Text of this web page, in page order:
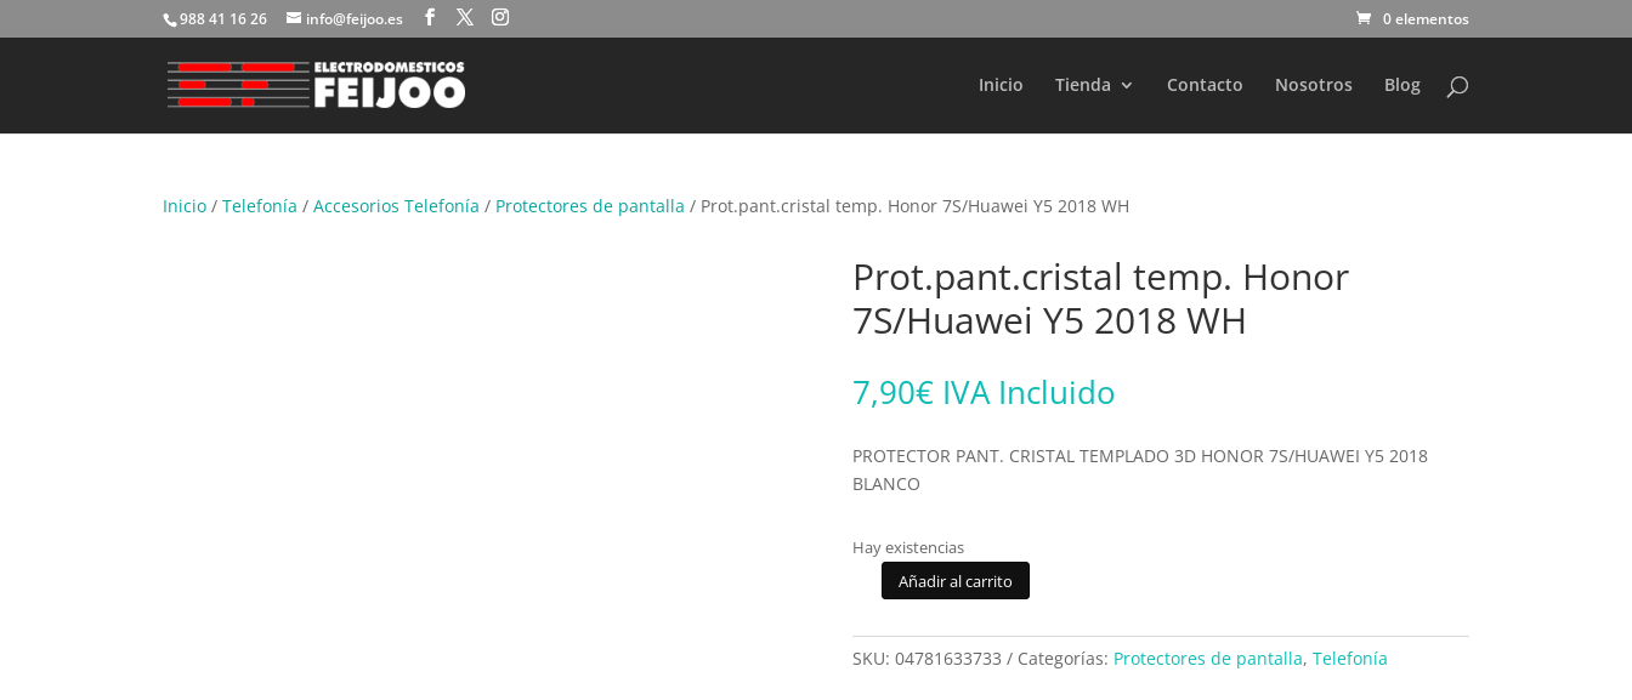
988 41 16 26 info@feijoo.es 0 elementos
Inicio Tienda Contacto Nosotros Blog
Búsqueda
productos
Inicio /Telefonía /Accesorios Telefonía / Protectores de pantalla / Prot.pant.cristal temp. Honor 7S/Huawei Y5 2018 WH
Prot.pant.cristal temp. Honor
7S/Huawei Y5 2018 WH
7,90€ IVA Incluido
PROTECTOR PANT. CRISTAL TEMPLADO 3D HONOR 7S/HUAWEI Y5 2018
BLANCO
Hay existencias
Prot.pant.cristal
Honor
Añadir al carrito
SKU: 04781633733 Categorías: Protectores de pantalla, Telefonía